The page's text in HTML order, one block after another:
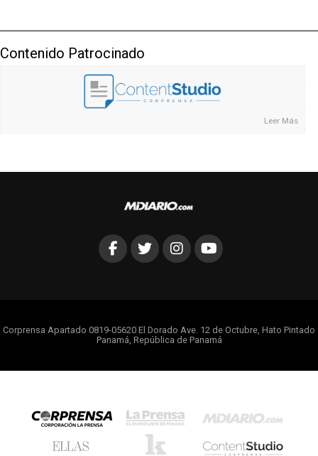
Contenido Patrocinado
Leer Más
Corprensa Apartado 0819-05620 El Dorado Ave. 12 de Octubre, Hato Pintado
Panamá, República de Panamá